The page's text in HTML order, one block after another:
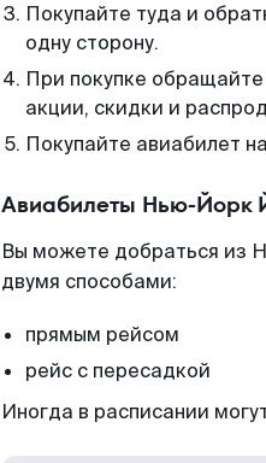
Покупайте туда и
одну сторону.
При покупке
акции, скидки и
Покупайте авиабилет
Авиабилеты Нью-Йорк
Вы можете добраться из
двумя способами:
прямым рейсом
рейс с пересадкой
Иногда в расписании